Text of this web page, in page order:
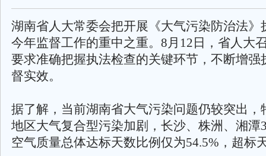
湖南省人大常委会把开展《大气污染防治法》
今年监督工作的重中之重。8月12日，省人大
要求准确把握执法检查的关键环节，不断增强
督实效。
据了解，当前湖南省大气污染问题仍较突出，
地区大气复合型污染加剧，长沙、株洲、湘潭
空气质量总体达标天数比例仅为54.5%，超标